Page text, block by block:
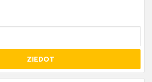
ZIEDOT